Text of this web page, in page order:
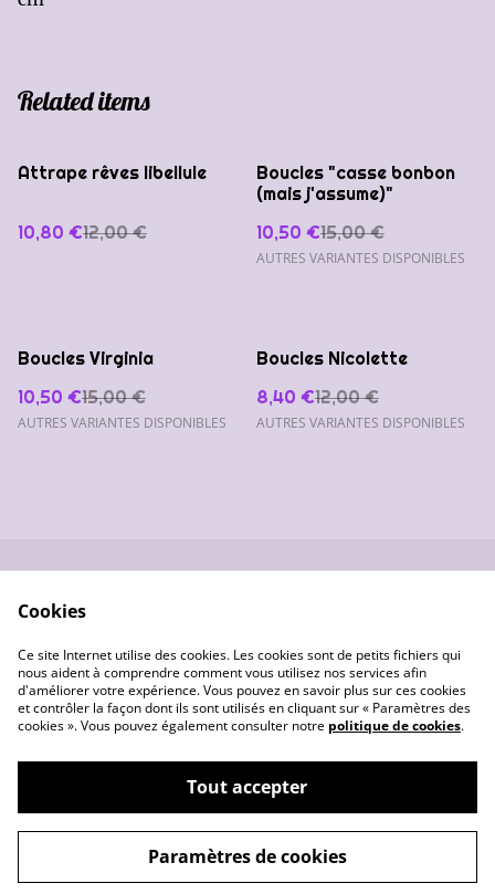
Related items
%
Attrape rêves libellule
10,80 €12,00 €
%
Boucles "casse bonbon
(mais j'assume)"
10,50 €15,00 €
AUTRES VARIANTES DISPONIBLES
%
Boucles Virginia
10,50 €15,00 €
AUTRES VARIANTES DISPONIBLES
%
Boucles Nicolette
8,40 €12,00 €
AUTRES VARIANTES DISPONIBLES
Données
personnelles
Gestion des cookies
©2026Les créas de Pounette
powered by
Cookies
Ce site Internet utilise des cookies. Les cookies sont de petits fichiers qui
nous aident à comprendre comment vous utilisez nos services afin
d'améliorer votre expérience. Vous pouvez en savoir plus sur ces cookies
et contrôler la façon dont ils sont utilisés en cliquant sur « Paramètres des
cookies ». Vous pouvez également consulter notre politique de cookies.
Tout accepter
Paramètres de cookies